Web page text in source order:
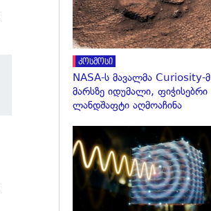
კოსმოსი
NASA-ს მავალმა Curiosity-მ
მარსზე იდუმალი, ფიჭისებრი
ლანდშაფტი აღმოაჩინა